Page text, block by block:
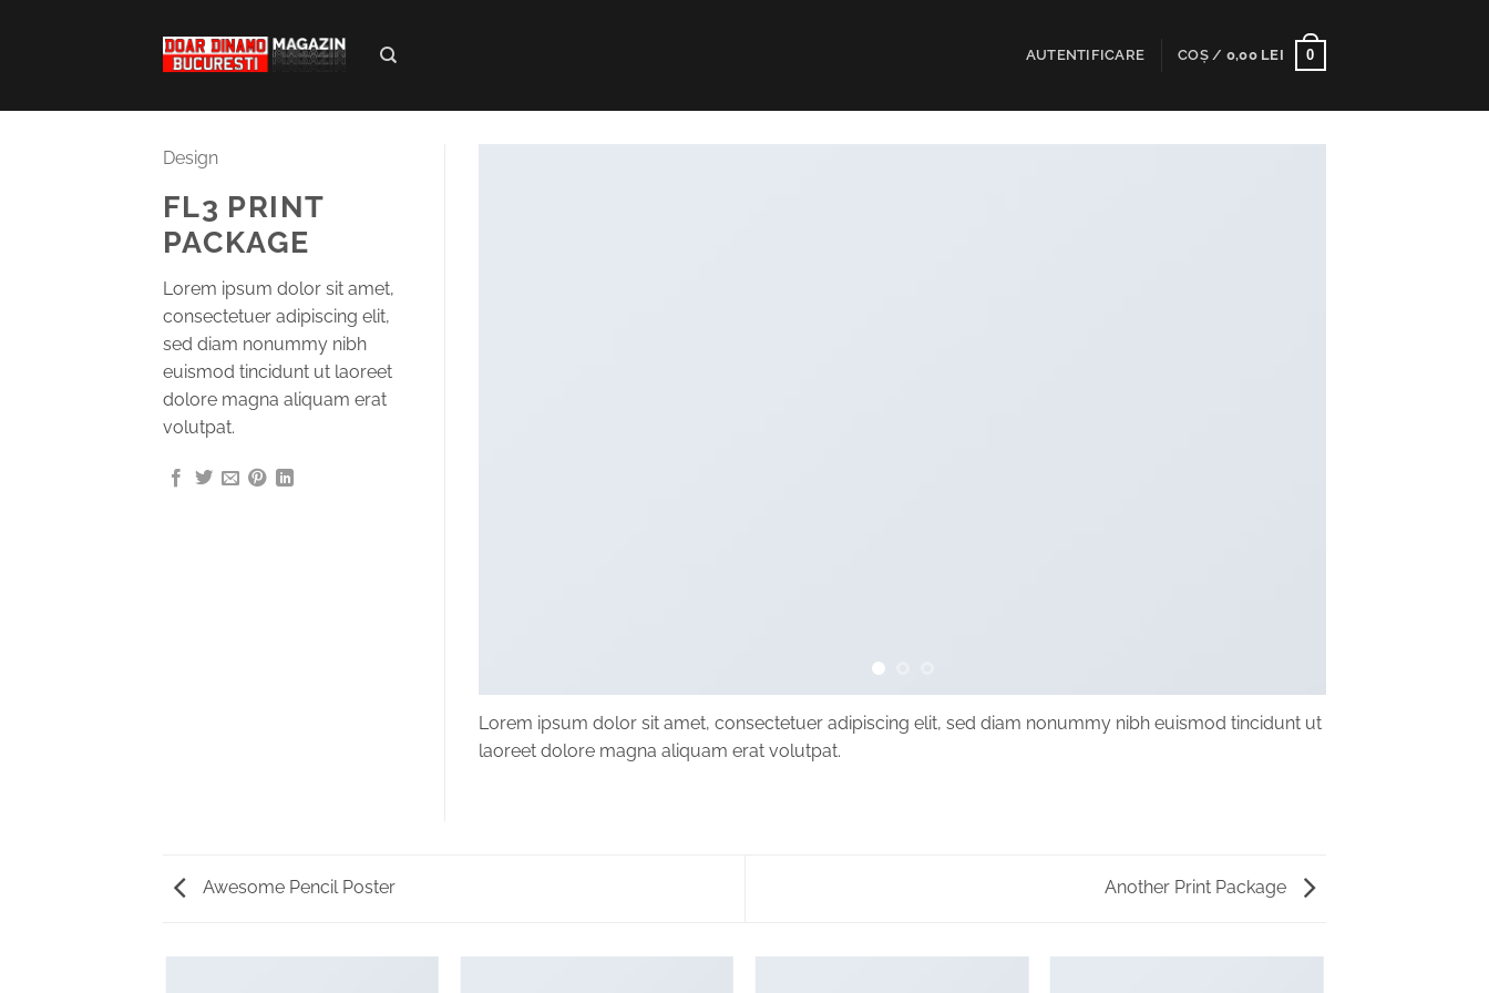
AUTENTIFICARE COȘ / 0,00 LEI 0
Design
FL3 PRINT
PACKAGE
Lorem ipsum dolor sit amet,
consectetuer adipiscing elit,
sed diam nonummy nibh
euismod tincidunt ut laoreet
dolore magna aliquam erat
volutpat.
Lorem ipsum dolor sit amet, consectetuer adipiscing elit, sed diam nonummy nibh euismod tincidunt ut
laoreet dolore magna aliquam erat volutpat.
Awesome Pencil Poster Another Print Package